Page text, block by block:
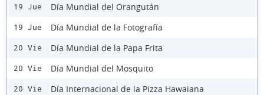
19 Jue Día Mundial del Orangután
19 Jue Día Mundial de la Fotografía
20 Vie Día Mundial de la Papa Frita
20 Vie Día Mundial del Mosquito
20 Vie Día Internacional de la Pizza Hawaiana